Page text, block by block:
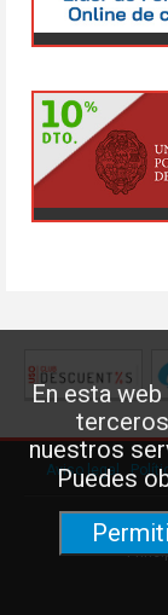
En esta
nuestros
Puedes
Aviso legal
Federación